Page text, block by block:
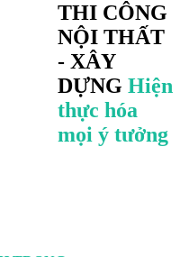
THI CÔNG
NỘI THẤT
- XÂY
DỰNG Hiện
thực hóa
mọi ý tưởng